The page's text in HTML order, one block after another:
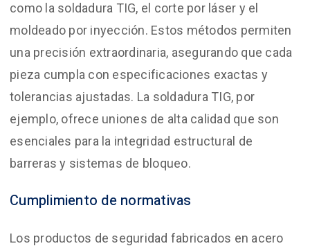
como la soldadura TIG, el corte por láser y el
moldeado por inyección. Estos métodos permiten
una precisión extraordinaria, asegurando que cada
pieza cumpla con especificaciones exactas y
tolerancias ajustadas. La soldadura TIG, por
ejemplo, ofrece uniones de alta calidad que son
esenciales para la integridad estructural de
barreras y sistemas de bloqueo.
Cumplimiento de normativas
Los productos de seguridad fabricados en acero